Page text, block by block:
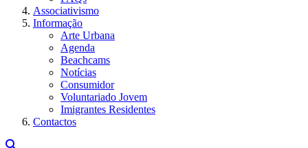
Associativismo
Informação
Arte Urbana
Agenda
Beachcams
Notícias
Consumidor
Voluntariado Jovem
Imigrantes Residentes
Contactos